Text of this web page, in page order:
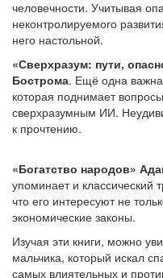
человечности. Учитывая
неконтролируемого
него настольной.
«Сверхразум: пути,
Бострома. Ещё одна
которая поднимает
сверхразумным ИИ.
к прочтению.
«Богатство народов»
упоминает и классический
что его интересуют не
экономические законы.
Изучая эти книги, можно
мальчика, который искал
самых влиятельных и